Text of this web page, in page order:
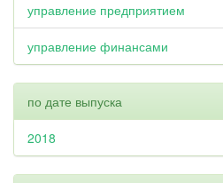
управление предприятием
управление финансами
по дате выпуска
2018